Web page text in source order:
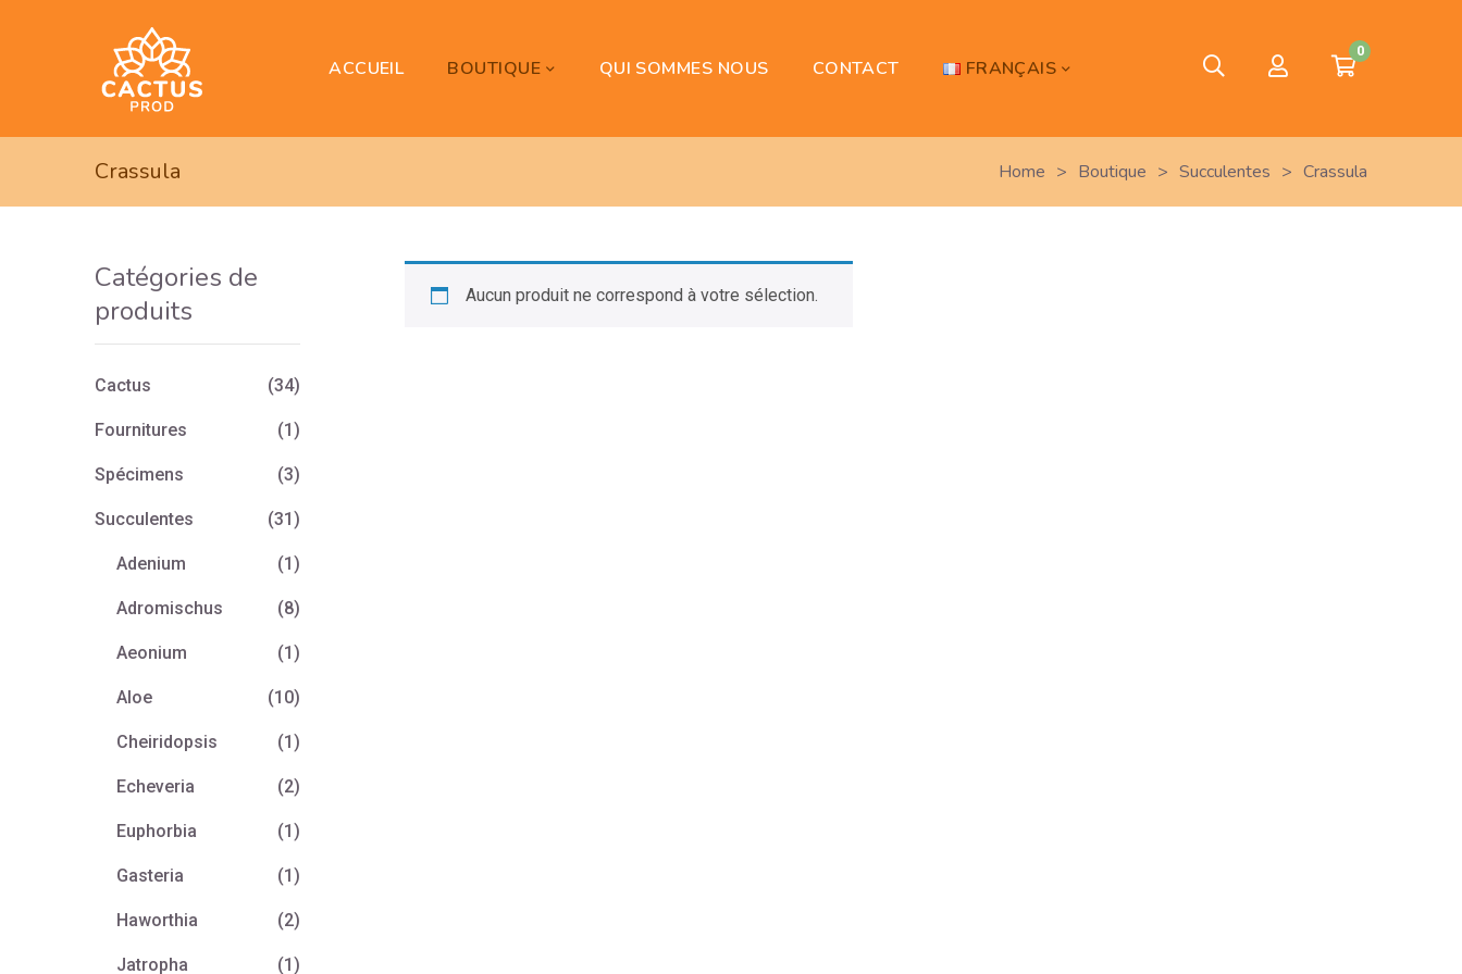
ACCUEIL BOUTIQUE QUI SOMMES NOUS CONTACT FRANÇAIS
0
Crassula Home > Boutique > Succulentes > Crassula
Aucun produit ne correspond à votre sélection.
Catégories de
produits
Cactus (34)
Fournitures (1)
Spécimens (3)
Succulentes (31)
Adenium (1)
Adromischus (8)
Aeonium (1)
Aloe (10)
Cheiridopsis (1)
Echeveria (2)
Euphorbia (1)
Gasteria (1)
Haworthia (2)
Jatropha (1)